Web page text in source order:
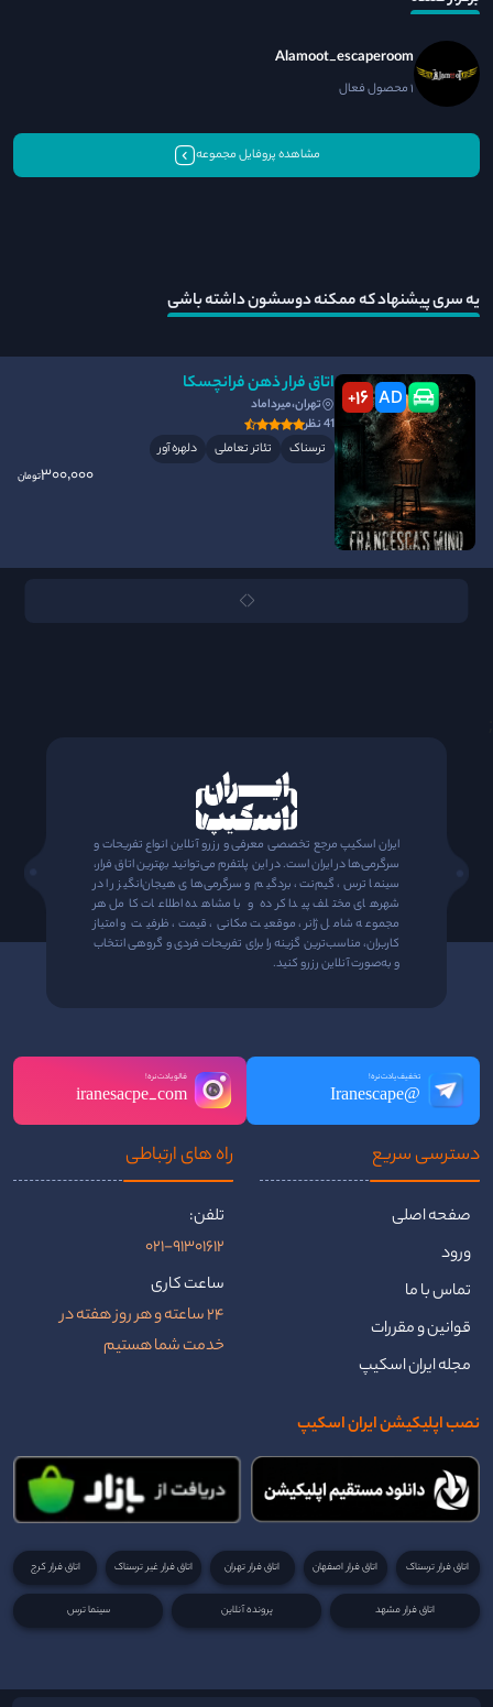
Alamoot_escaperoom
1 محصول فعال
مشاهده پروفایل مجموعه
یه سری پیشنهاد که ممکنه دوسشون داشته باشی
AD
16
+
اتاق فرار ذهن فرانچسکا
تهران،میرداماد
41 نظر
ترسناک
تئاتر تعاملی دلهره آور
300٬000تومان
ایران اسکیپ مرجع تخصصی معرفی و رزرو آنلاین انواع تفریحات و
سرگرمی‌ها در ایران است. در این پلتفرم می‌توانید بهترین اتاق فرار،
سینما ترس، گیم‌نت، بردگیم و سرگرمی‌های هیجان‌انگیز را در
شهرهای مختلف پیدا کرده و با مشاهده اطلاعات کامل هر
مجموعه شامل ژانر، موقعیت مکانی، قیمت، ظرفیت و امتیاز
کاربران، مناسب‌ترین گزینه را برای تفریحات فردی و گروهی انتخاب
و به‌صورت آنلاین رزرو کنید.
تخفیف یادت نره!
@Iranescape
فالو یادت نره!
iranesacpe_com
دسترسی سریع
صفحه اصلی
ورود
تماس با ما
قوانین و مقررات
مجله ایران اسکیپ
راه ‌های ارتباطی
تلفن:
021-91301612
ساعت کاری
24 ساعته و هر روز هفته در
خدمت شما هستیم
نصب اپلیکیشن ایران اسکیپ
اتاق فرار ترسناک اتاق فرار اصفهان اتاق فرار تهران اتاق فرار غیر ترسناک اتاق فرار کرج
اتاق فرار مشهد پرونده آنلاین سینما ترس